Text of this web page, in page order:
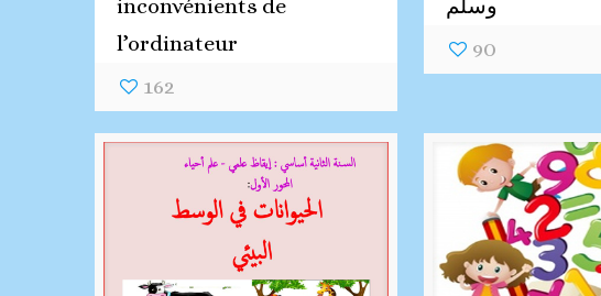
inconvénients de
l’ordinateur
162
وسلم
90